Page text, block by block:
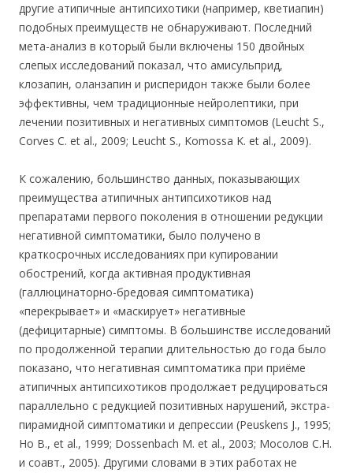
другие атипичные антипсихотики (например, кветиапин)
подобных преимуществ не обнаруживают. Последний
мета-анализ в который были включены 150 двойных
слепых исследований показал, что амисульприд,
клозапин, оланзапин и рисперидон также были более
эффективны, чем традиционные нейролептики, при
лечении позитивных и негативных симптомов (Leucht S.,
Corves С. et al., 2009; Leucht S., Komossa K. et al., 2009).
К сожалению, большинство данных, показывающих
преимущества атипичных антипсихотиков над
препаратами первого поколения в отношении редукции
негативной симптоматики, было получено в
краткосрочных исследованиях при купировании
обострений, когда активная продуктивная
(галлюцинаторно-бредовая симптоматика)
«перекрывает» и «маскирует» негативные
(дефицитарные) симптомы. В большинстве исследований
по продолженной терапии длительностью до года было
показано, что негативная симптоматика при приёме
атипичных антипсихотиков продолжает редуцироваться
параллельно с редукцией позитивных нарушений, экстра-
пирамидной симптоматики и депрессии (Peuskens J., 1995;
Но В., et al., 1999; Dossenbach М. et al., 2003; Мосолов C.H.
и соавт., 2005). Другими словами в этих работах не